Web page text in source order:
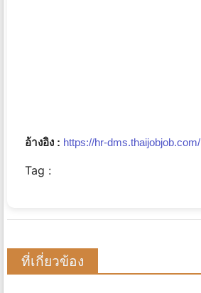
อ้างอิง : https://hr-dms.thaijobjob.com/
Tag :
ที่เกี่ยวข้อง